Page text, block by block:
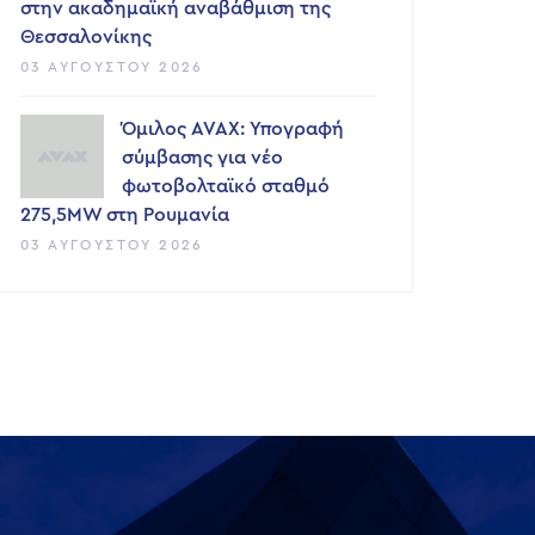
στην ακαδημαϊκή αναβάθμιση της
Θεσσαλονίκης
03 ΑΥΓΟΎΣΤΟΥ 2026
Όμιλος AVAX: Υπογραφή
σύμβασης για νέο
φωτοβολταϊκό σταθμό
275,5MW στη Ρουμανία
03 ΑΥΓΟΎΣΤΟΥ 2026